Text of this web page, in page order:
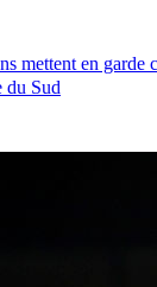
mettent en garde
du Sud